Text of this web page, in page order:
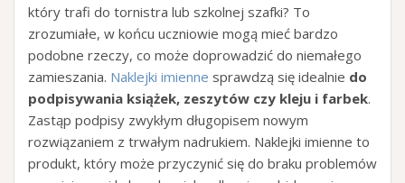
który trafi do tornistra lub szkolnej szafki? To
zrozumiałe, w końcu uczniowie mogą mieć bardzo
podobne rzeczy, co może doprowadzić do niemałego
zamieszania. Naklejki imienne sprawdzą się idealnie do
podpisywania książek, zeszytów czy kleju i farbek.
Zastąp podpisy zwykłym długopisem nowym
rozwiązaniem z trwałym nadrukiem. Naklejki imienne to
produkt, który może przyczynić się do braku problemów